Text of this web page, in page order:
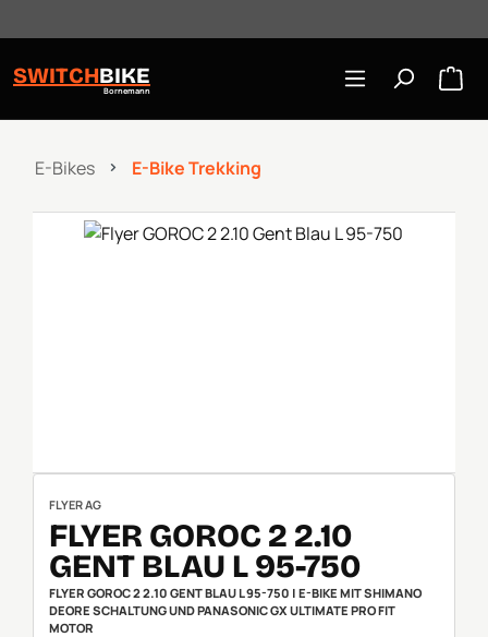
SWITCHBIKE
Bornemann
E-Bikes E-Bike Trekking
Bildergalerie überspringen
FLYER AG
FLYER GOROC 2 2.10
GENT BLAU L 95-750
FLYER GOROC 2 2.10 GENT BLAU L 95-750 | E-BIKE MIT SHIMANO
DEORE SCHALTUNG UND PANASONIC GX ULTIMATE PRO FIT
MOTOR